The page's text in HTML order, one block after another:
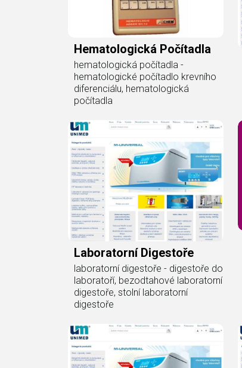
Hematologická Počítadla
hematologická počítadla -
hematologické počítadlo krevního
diferenciálu, hematologická
počítadla
Laboratorní Digestoře
laboratorní digestoře - digestoře do
laboratoří, bezodtahové laboratorní
digestoře, stolní laboratorní
digestoře